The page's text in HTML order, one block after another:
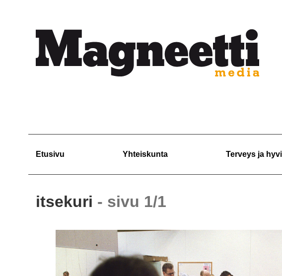
Etusivu Yhteiskunta Terveys ja
itsekuri - sivu 1/1